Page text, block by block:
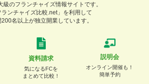
級のフランチャイズ情報サイトです。
ランチャイズ比較.net」を利用して
名以上が独立開業しています。
資料請求
気になるFCを
まとめて比較！
説明会
オンライン開催も！
簡単予約